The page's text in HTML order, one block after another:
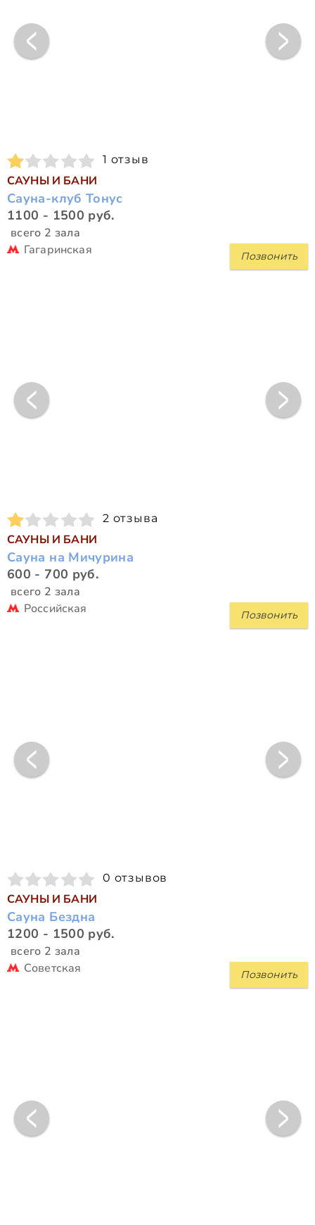
1 отзыв
САУНЫ И БАНИ
Сауна-клуб Тонус
1100 - 1500 руб.
всего 2 зала
Позвонить
Гагаринская
2 отзыва
САУНЫ И БАНИ
Сауна на Мичурина
600 - 700 руб.
всего 2 зала
Позвонить
Российская
0 отзывов
САУНЫ И БАНИ
Сауна Бездна
1200 - 1500 руб.
всего 2 зала
Позвонить
Советская